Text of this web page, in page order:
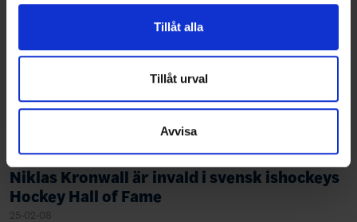
vidarebefordrar även sådana identifierare och annan
annons- och analysföretag som vi samarbetar med.
Dessa kan i sin tur kombinera informationen med annan
information som du har tillhandahållit eller som de har
samlat in när du har använt deras tjänster.
Tillåt alla
Tillåt urval
Avvisa
Niklas Kronwall är invald i svensk ishockeys
Hockey Hall of Fame
25-02-08